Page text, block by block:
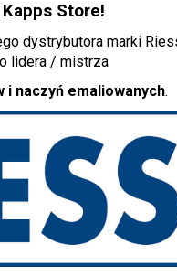
Store!
dystrybutora marki
lidera / mistrza
i naczyń emaliowanych.
Zestaw
częściowy
Morska
0558-007
Producent:Riess
Dostępność:
Czas realizacji:
3-5 dni
Dostawa gratis!